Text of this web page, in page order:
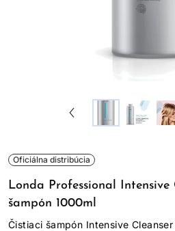
Oficiálna distribúcia
Londa Professional Intensive
šampón 1000ml
Čistiaci šampón Intensive